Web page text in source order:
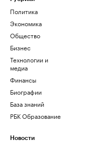
Политика
Экономика
Общество
Бизнес
Технологии и
медиа
Финансы
Биографии
База знаний
РБК Образование
Новости